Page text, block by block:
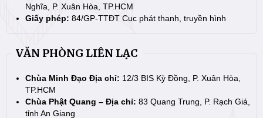
Nghĩa, P. Xuân Hòa, TP.HCM
Giấy phép: 84/GP-TTĐT Cục phát thanh, truyền hình
VĂN PHÒNG LIÊN LẠC
Chùa Minh Đạo Địa chỉ: 12/3 BIS Kỳ Đồng, P. Xuân Hòa,
TP.HCM
Chùa Phật Quang – Địa chỉ: 83 Quang Trung, P. Rạch Giá,
tỉnh An Giang